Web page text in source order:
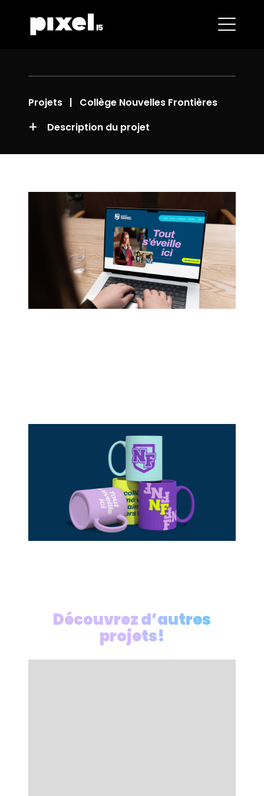
Projets | Collège Nouvelles Frontières
+ Description du projet
Découvrez d’autres
projets!